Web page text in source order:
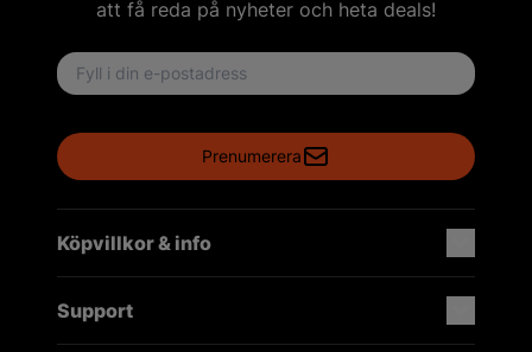
att få reda på nyheter och heta deals!
Email address
Prenumerera
Köpvillkor & info
Support